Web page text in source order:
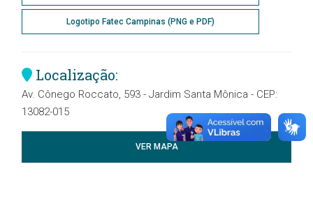
Logotipo Fatec Campinas (PNG e PDF)
Localização:
Av. Cônego Roccato, 593 - Jardim Santa Mônica - CEP:
13082-015
VER MAPA